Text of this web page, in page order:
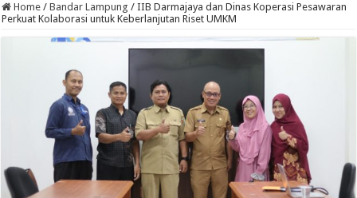
Home / Bandar Lampung / IIB Darmajaya dan Dinas Koperasi Pesawaran
Perkuat Kolaborasi untuk Keberlanjutan Riset UMKM